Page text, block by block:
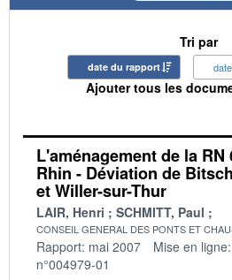
Tri par
date du rapport
Ajouter tous les
L'aménagement de la RN
Rhin - Déviation de
et Willer-sur-Thur
LAIR, Henri SCHMITT, Paul
CONSEIL GENERAL DES PONTS ET
Rapport: mai 2007 Mise en
n°004979-01